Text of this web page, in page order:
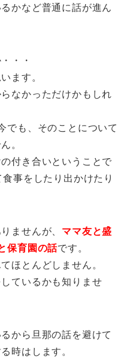
かなど普通に話が進ん
・・
ます。
なかっただけかもしれ
でも、そのことについて
。
付き合いということで
事をしたり出かけたり
ませんが、 ママ友と盛
保育園の話です。
ほとんどしません。
ているかも知りませ
から旦那の話を避けて
時はします。